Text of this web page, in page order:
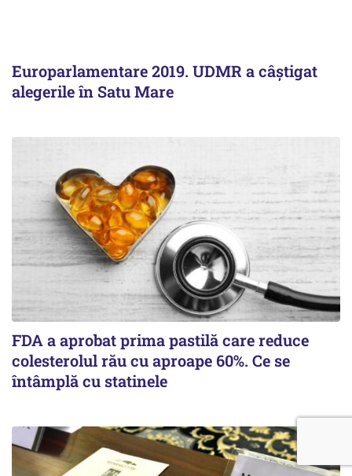
Europarlamentare 2019. UDMR a câștigat
alegerile în Satu Mare
FDA a aprobat prima pastilă care reduce
colesterolul rău cu aproape 60%. Ce se
întâmplă cu statinele